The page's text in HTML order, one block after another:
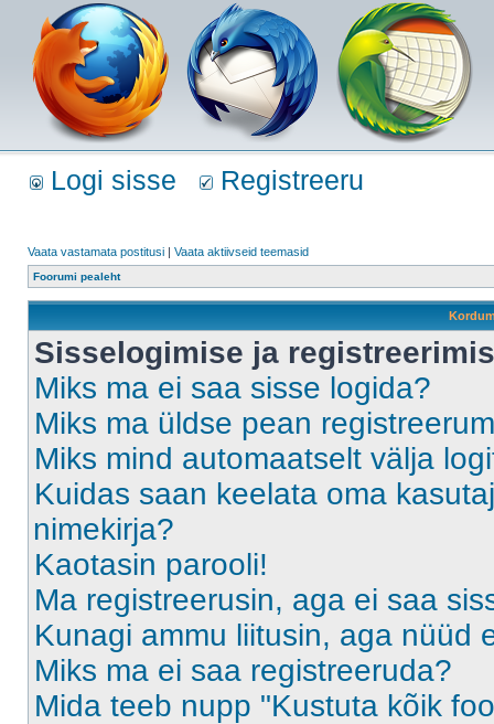
Logi sisse Registreeru
Vaata vastamata postitusi | Vaata aktiivseid teemasid
Foorumi pealeht
Sisselogimise ja
Miks ma ei saa sisse logida?
Miks ma üldse pean
Miks mind automaatselt välja
Kuidas saan keelata oma
nimekirja?
Kaotasin parooli!
Ma registreerusin, aga ei saa
Kunagi ammu liitusin, aga nüüd
Miks ma ei saa registreeruda?
Mida teeb nupp "Kustuta kõik